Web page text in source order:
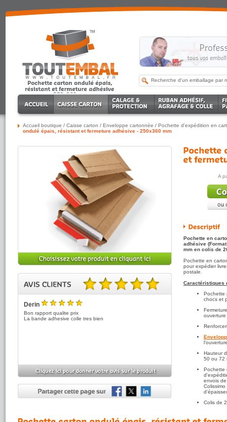
Accueil boutique / Caisse carton / Enveloppe cartonnée / Pochette d'expédition en
ondulé épais, résistant et fermeture adhésive - 250x360 mm
5.00 sur 5 basé sur 1 note(s).
Derin
5
Bon rapport qualite prix
La bande adhesive colle tres bien
A
Pochette en
adhésive
mm en colis de
Pochette en
pour expédier
postale.
Caractéristiques
Pochette
chocs et
Hauteur
50 ou 72
Pochette
envois
Colis de
économiqueou